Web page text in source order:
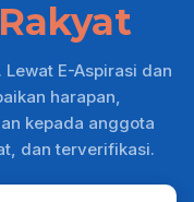
E-Aspirasi dan
harapan,
kepada anggota
dan terverifikasi.